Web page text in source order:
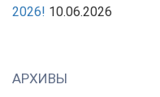
2026! 10.06.2026
АРХИВЫ